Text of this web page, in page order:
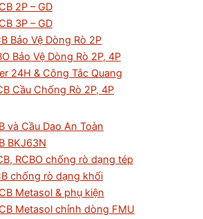
2P – GD
3P – GD
Bảo Vệ Dòng Rò 2P
Bảo Vệ Dòng Rò 2P, 4P
24H & Công Tắc Quang
Cầu Chống Rò 2P, 4P
và Cầu Dao An Toàn
BKJ63N
RCBO chống rò dạng tép
chống rò dạng khối
Metasol & phụ kiện
Metasol chỉnh dòng FMU